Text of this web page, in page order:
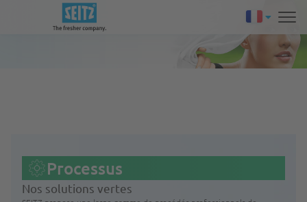
Processus
Nos solutions vertes